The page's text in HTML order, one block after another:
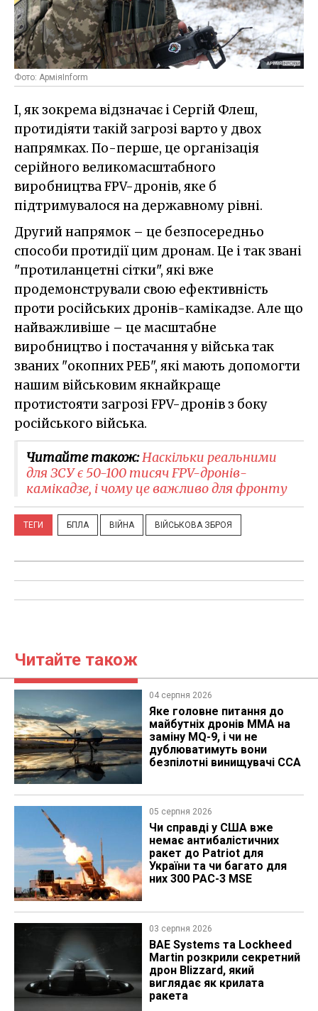
Фото: АрміяInform
І, як зокрема відзначає і Сергій Флеш,
протидіяти такій загрозі варто у двох
напрямках. По-перше, це організація
серійного великомасштабного
виробництва FPV-дронів, яке б
підтримувалося на державному рівні.
Другий напрямок – це безпосередньо
способи протидії цим дронам. Це і так звані
"протиланцетні сітки", які вже
продемонстрували свою ефективність
проти російських дронів-камікадзе. Але що
найважливіше – це масштабне
виробництво і постачання у війська так
званих "окопних РЕБ", які мають допомогти
нашим військовим якнайкраще
протистояти загрозі FPV-дронів з боку
російського війська.
Читайте також:Наскільки реальними
для ЗСУ є 50-100 тисяч FPV-дронів-
камікадзе, і чому це важливо для фронту
ТЕГИ БПЛА ВІЙНА ВІЙСЬКОВА ЗБРОЯ
Читайте також
04 серпня 2026
Яке головне питання до
майбутніх дронів MMA на
заміну MQ-9, і чи не
дублюватимуть вони
безпілотні винищувачі CCA
05 серпня 2026
Чи справді у США вже
немає антибалістичних
ракет до Patriot для
України та чи багато для
них 300 PAC-3 MSE
03 серпня 2026
BAE Systems та Lockheed
Martin розкрили секретний
дрон Blizzard, який
виглядає як крилата
ракета